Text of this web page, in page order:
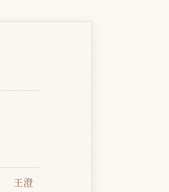
王澄